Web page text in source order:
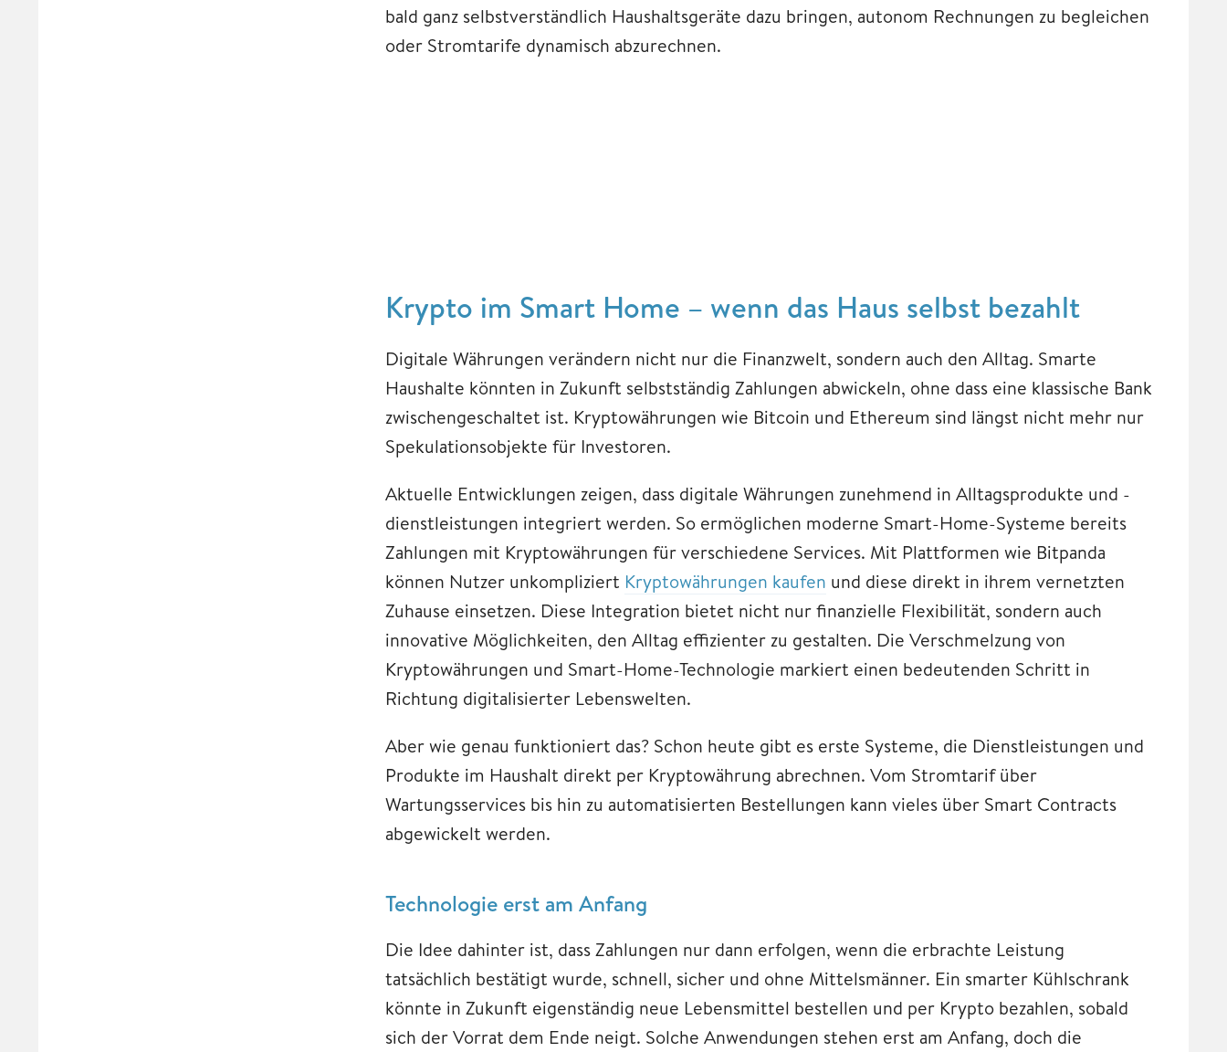
bald ganz selbstverständlich Haushaltsgeräte dazu bringen, autonom Rechnungen zu begleichen
oder Stromtarife dynamisch abzurechnen.
Krypto im Smart Home – wenn das Haus selbst bezahlt
Digitale Währungen verändern nicht nur die Finanzwelt, sondern auch den Alltag. Smarte
Haushalte könnten in Zukunft selbstständig Zahlungen abwickeln, ohne dass eine klassische Bank
zwischengeschaltet ist. Kryptowährungen wie Bitcoin und Ethereum sind längst nicht mehr nur
Spekulationsobjekte für Investoren.
Aktuelle Entwicklungen zeigen, dass digitale Währungen zunehmend in Alltagsprodukte und -
dienstleistungen integriert werden. So ermöglichen moderne Smart-Home-Systeme bereits
Zahlungen mit Kryptowährungen für verschiedene Services. Mit Plattformen wie Bitpanda
können Nutzer unkompliziert Kryptowährungen kaufen und diese direkt in ihrem vernetzten
Zuhause einsetzen. Diese Integration bietet nicht nur finanzielle Flexibilität, sondern auch
innovative Möglichkeiten, den Alltag effizienter zu gestalten. Die Verschmelzung von
Kryptowährungen und Smart-Home-Technologie markiert einen bedeutenden Schritt in
Richtung digitalisierter Lebenswelten.
Aber wie genau funktioniert das? Schon heute gibt es erste Systeme, die Dienstleistungen und
Produkte im Haushalt direkt per Kryptowährung abrechnen. Vom Stromtarif über
Wartungsservices bis hin zu automatisierten Bestellungen kann vieles über Smart Contracts
abgewickelt werden.
Technologie erst am Anfang
Die Idee dahinter ist, dass Zahlungen nur dann erfolgen, wenn die erbrachte Leistung
tatsächlich bestätigt wurde, schnell, sicher und ohne Mittelsmänner. Ein smarter Kühlschrank
könnte in Zukunft eigenständig neue Lebensmittel bestellen und per Krypto bezahlen, sobald
sich der Vorrat dem Ende neigt. Solche Anwendungen stehen erst am Anfang, doch die